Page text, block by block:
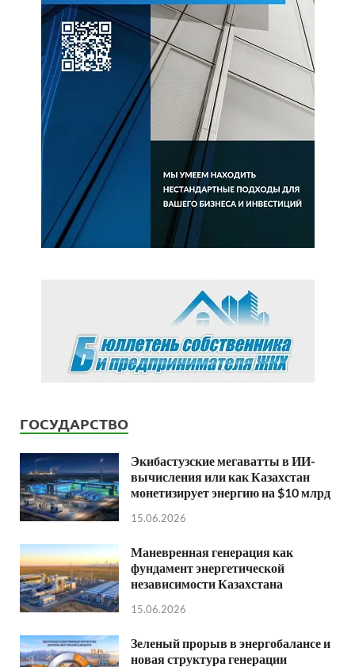
ГОСУДАРСТВО
Экибастузские мегаватты в ИИ-
вычисления или как Казахстан
монетизирует энергию на $10 млрд
15.06.2026
Маневренная генерация как
фундамент энергетической
независимости Казахстана
15.06.2026
Зеленый прорыв в энергобалансе и
новая структура генерации